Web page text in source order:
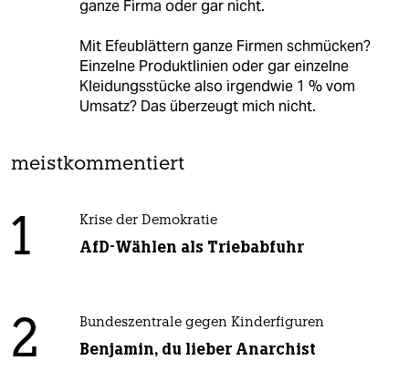
ganze Firma oder gar nicht.
Mit Efeublättern ganze Firmen schmücken?
Einzelne Produktlinien oder gar einzelne
Kleidungsstücke also irgendwie 1 % vom
Umsatz? Das überzeugt mich nicht.
meistkommentiert
1 Krise der Demokratie
AfD-Wählen als Triebabfuhr
2 Bundeszentrale gegen Kinderfiguren
Benjamin, du lieber Anarchist